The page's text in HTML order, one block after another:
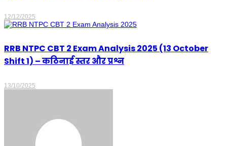
12/12/2025
RRB NTPC CBT 2 Exam Analysis 2025 (13 October
Shift 1) – कठिनाई स्तर और प्रश्न
13/10/2025